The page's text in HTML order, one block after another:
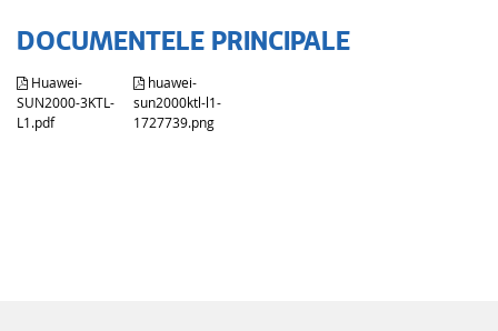
DOCUMENTELE PRINCIPALE
Huawei-
SUN2000-3KTL-
L1.pdf
huawei-
sun2000ktl-l1-
1727739.png